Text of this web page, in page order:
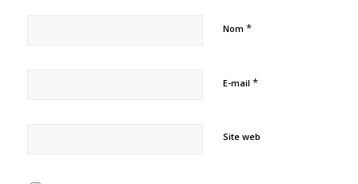
Nom *
E-mail *
Site web